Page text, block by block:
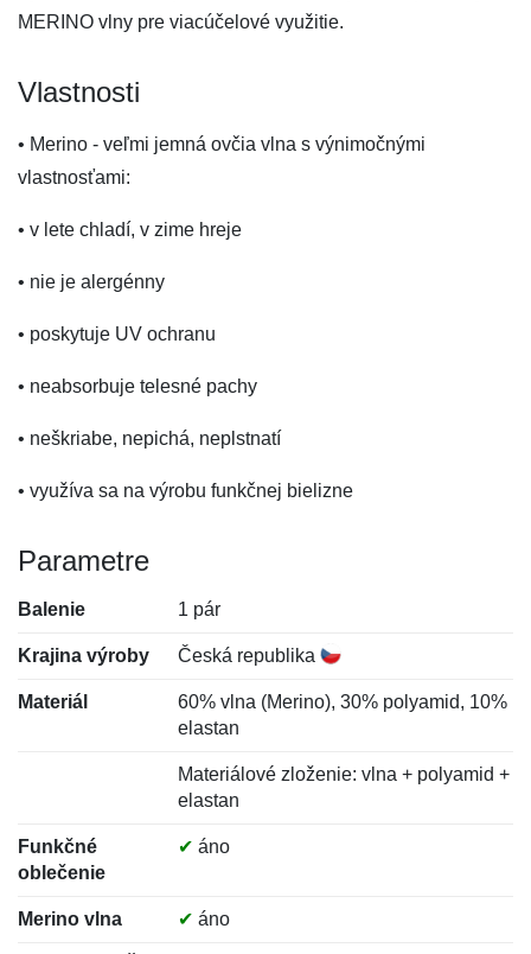
MERINO vlny pre viacúčelové využitie.
Vlastnosti
• Merino - veľmi jemná ovčia vlna s výnimočnými
vlastnosťami:
• v lete chladí, v zime hreje
• nie je alergénny
• poskytuje UV ochranu
• neabsorbuje telesné pachy
• neškriabe, nepichá, neplstnatí
• využíva sa na výrobu funkčnej bielizne
Parametre
Balenie 1 pár
Krajina výroby Česká republika
Materiál
60% vlna (Merino), 30% polyamid, 10%
elastan
Materiálové zloženie: vlna + polyamid +
elastan
Funkčné
oblečenie
✔ áno
Merino vlna ✔ áno